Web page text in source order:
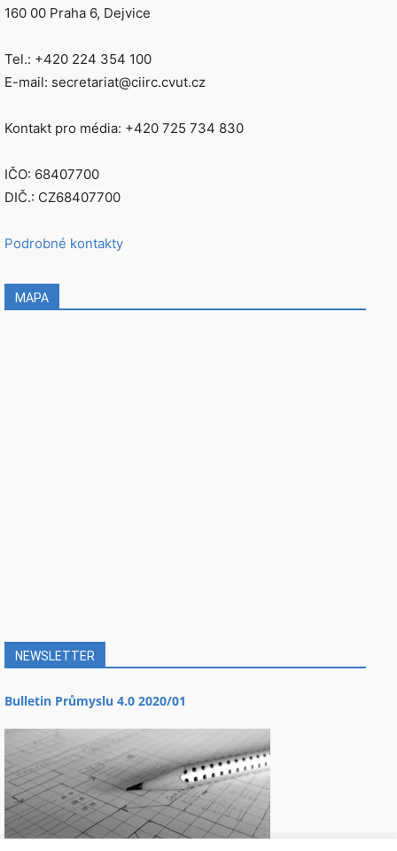
160 00 Praha 6, Dejvice
Tel.: +420 224 354 100
E-mail: secretariat@ciirc.cvut.cz
Kontakt pro média: +420 725 734 830
IČO: 68407700
DIČ.: CZ68407700
Podrobné kontakty
MAPA
NEWSLETTER
Bulletin Průmyslu 4.0 2020/01